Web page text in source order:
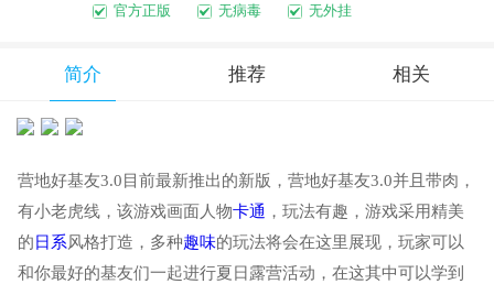
官方正版 无病毒 无外挂
简介 推荐 相关
营地好基友3.0目前最新推出的新版，营地好基友3.0并且带肉，
有小老虎线，该游戏画面人物卡通 ，玩法有趣，游戏采用精美
的 日系风格打造，多种趣味的玩法将会在这里展现，玩家可以
和你最好的基友们一起进行夏日露营活动，在这其中可以学到